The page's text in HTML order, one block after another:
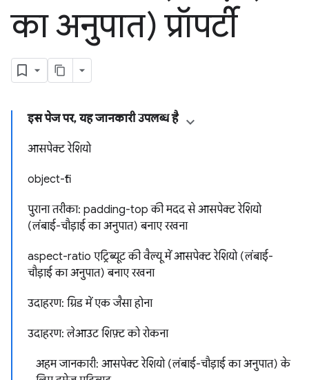
का अनुपात) प्रॉपर्टी
इस पेज पर, यह जानकारी उपलब्ध है
आसपेक्ट रेशियो
object-fit
पुराना तरीका: padding-top की मदद से आसपेक्ट रेशियो
(लंबाई-चौड़ाई का अनुपात) बनाए रखना
aspect-ratio एट्रिब्यूट की वैल्यू में आसपेक्ट रेशियो (लंबाई-
चौड़ाई का अनुपात) बनाए रखना
उदाहरण: ग्रिड में एक जैसा होना
उदाहरण: लेआउट शिफ़्ट को रोकना
अहम जानकारी: आसपेक्ट रेशियो (लंबाई-चौड़ाई का अनुपात) के